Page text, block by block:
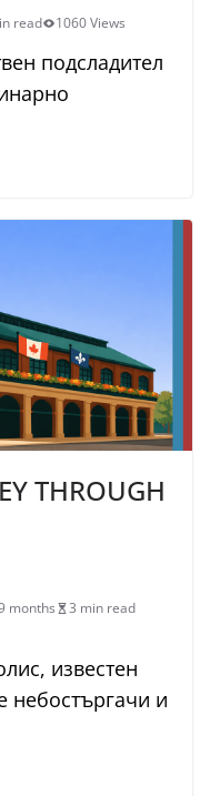
read 1060 Views
подсладител
THROUGH
months
3 min read
известен
небостъргачи и